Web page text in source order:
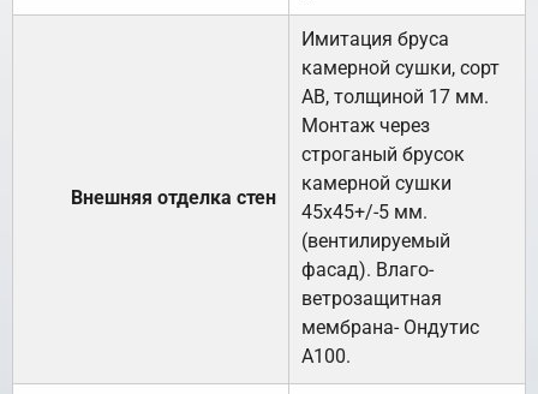
Внешняя отделка стен
Имитация бруса
камерной сушки, сорт
АВ, толщиной 17 мм.
Монтаж через
строганый брусок
камерной сушки
45х45+/-5 мм.
(вентилируемый
фасад). Влаго-
ветрозащитная
мембрана- Ондутис
А100.